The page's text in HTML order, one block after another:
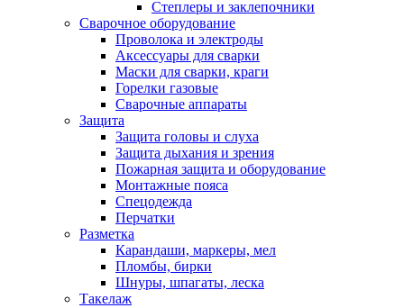
Степлеры и заклепочники
Сварочное оборудование
Проволока и электроды
Аксессуары для сварки
Маски для сварки, краги
Горелки газовые
Сварочные аппараты
Защита
Защита головы и слуха
Защита дыхания и зрения
Пожарная защита и оборудование
Монтажные пояса
Спецодежда
Перчатки
Разметка
Карандаши, маркеры, мел
Пломбы, бирки
Шнуры, шпагаты, леска
Такелаж